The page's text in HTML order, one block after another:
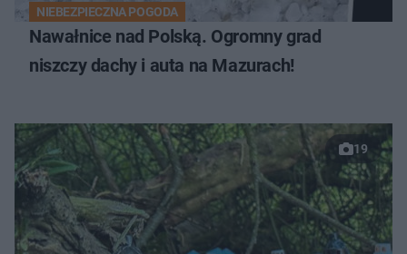
NIEBEZPIECZNA POGODA
Nawałnice nad Polską. Ogromny grad
niszczy dachy i auta na Mazurach!
19